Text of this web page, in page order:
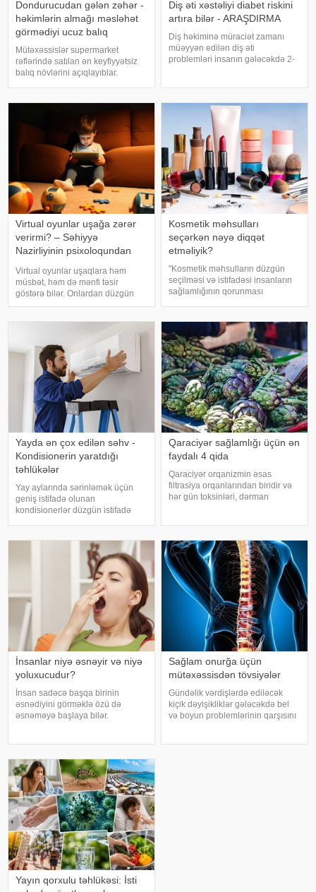
Dondurucudan gələn zəhər -
həkimlərin almağı məsləhət
görmədiyi ucuz balıq
Mütəxəssislər supermarket
rəflərində satılan ən keyfiyyətsiz
balıq növlərini açıqlayıblar.
görünür. xarici mediaya istinadən
xəbər verir ki, supermarketlərdək
Diş əti xəstəliyi diabet riskini
artıra bilər - ARAŞDIRMA
Diş həkiminə müraciət zamanı
müəyyən edilən diş əti
problemləri insanın gələcəkdə 2-
Health" jurnalında dərc olunan v
Virtual oyunlar uşağa zərər
verirmi? – Səhiyyə
Nazirliyinin psixoloqundan
Virtual oyunlar uşaqlara həm
müsbət, həm də mənfi təsir
göstərə bilər. Onlardan düzgün
rejimdə istifadə edildikdə zehni
problemlərə səbəb ola bilər
Kosmetik məhsulları
seçərkən nəyə diqqət
etməliyik?
"Kosmetik məhsulların düzgün
seçilməsi və istifadəsi insanların
sağlamlığının qorunması
Səhiyyə Nazirliyinin rəsmi
"Instagram" hesabınd
Yayda ən çox edilən səhv -
Kondisionerin yaratdığı
təhlükələr
Yay aylarında sərinləmək üçün
geniş istifadə olunan
kondisionerlər düzgün istifadə
xəbər verir ki, ani temperatur
dəyişiklikləri, quru hava və
baxımsız kondisionerlərd
Qaraciyər sağlamlığı üçün ən
faydalı 4 qida
Qaraciyər orqanizmin əsas
filtrasiya orqanlarından biridir və
hər gün toksinləri, dərman
federal ekspert onkologiya
klinikalar
İnsanlar niyə əsnəyir və niyə
yoluxucudur?
İnsan sadəcə başqa birinin
əsnədiyini görməklə özü də
əsnəməyə başlaya bilər.
verir ki, əsnəmək insan
orqanizminin ən adi
Sağlam onurğa üçün
mütəxəssisdən tövsiyələr
Gündəlik vərdişlərdə ediləcək
kiçik dəyişikliklər gələcəkdə bel
və boyun problemlərinin qarşısını
Yayın qorxulu təhlükəsi: İsti